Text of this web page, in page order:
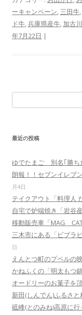
ーキャンペーン, 三田牛,
ド牛,兵庫県産牛, 加古
年7月22日 |
索
最近の投稿
ゆでたまご 別名｢勝ち
朗報！！セブンイレブ
月4日
テイクアウト「料理人
自宅で炉端焼き「岩谷
移動販売車「MAG
三木市にある「ビブラ
日
えんとつ町のプペルの
かねふくの「明太もつ
オードリーのお菓子
新田(しんでん)ふるさ
砥峰(とのみね)高原に